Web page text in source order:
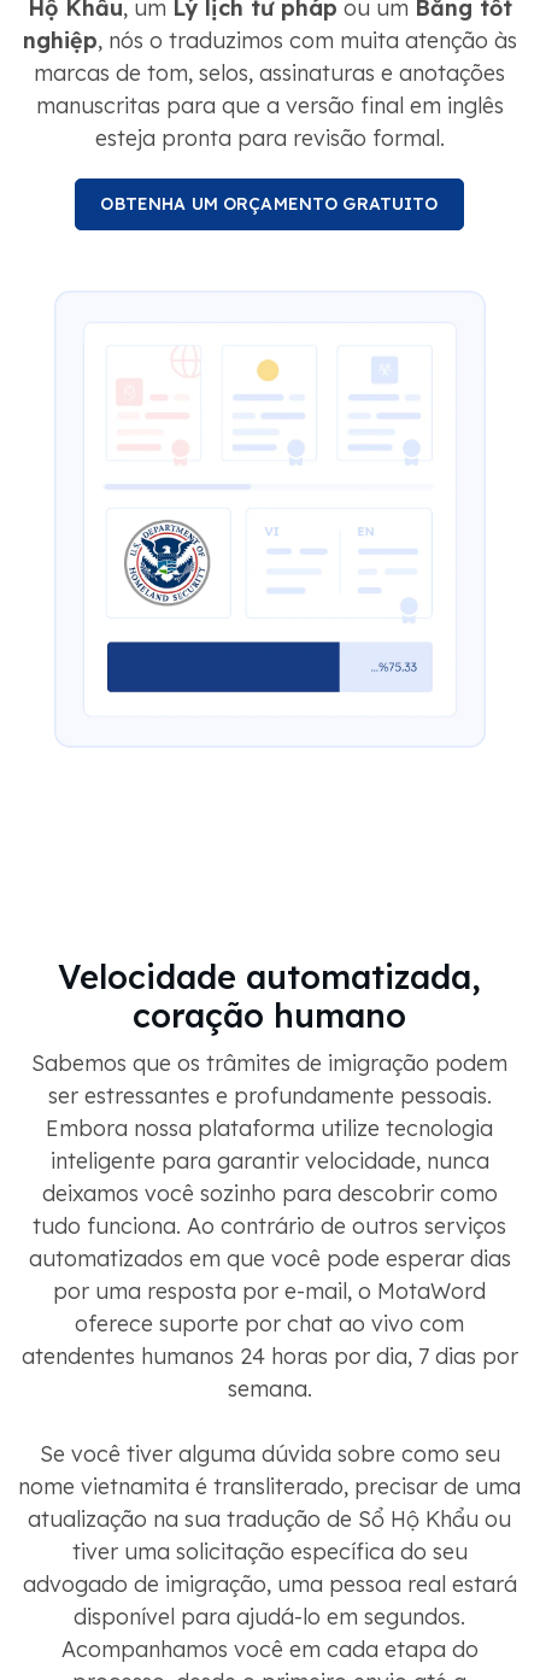
Hộ Khẩu, um Lý lịch tư pháp ou um Bằng tốt
nghiệp, nós o traduzimos com muita atenção às
marcas de tom, selos, assinaturas e anotações
manuscritas para que a versão final em inglês
esteja pronta para revisão formal.
OBTENHA UM ORÇAMENTO GRATUITO
Velocidade automatizada,
coração humano
Sabemos que os trâmites de imigração podem
ser estressantes e profundamente pessoais.
Embora nossa plataforma utilize tecnologia
inteligente para garantir velocidade, nunca
deixamos você sozinho para descobrir como
tudo funciona. Ao contrário de outros serviços
automatizados em que você pode esperar dias
por uma resposta por e-mail, o MotaWord
oferece suporte por chat ao vivo com
atendentes humanos 24 horas por dia, 7 dias por
semana.
Se você tiver alguma dúvida sobre como seu
nome vietnamita é transliterado, precisar de uma
atualização na sua tradução de Sổ Hộ Khẩu ou
tiver uma solicitação específica do seu
advogado de imigração, uma pessoa real estará
disponível para ajudá-lo em segundos.
Acompanhamos você em cada etapa do